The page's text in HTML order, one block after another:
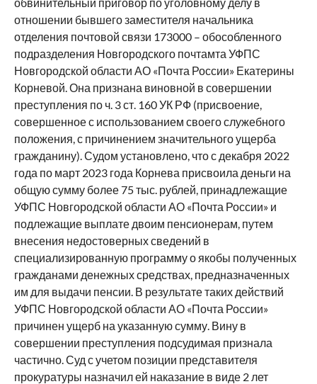
отношении бывшего заместителя начальника
отделения почтовой связи 173000 – обособленного
подразделения Новгородского почтамта УФПС
Новгородской области АО «Почта России» Екатерины
Корневой. Она признана виновной в совершении
преступления по ч. 3 ст. 160 УК РФ (присвоение,
совершенное с использованием своего служебного
положения, с причинением значительного ущерба
гражданину). Судом установлено, что с декабря 2022
года по март 2023 года Корнева присвоила деньги на
общую сумму более 75 тыс. рублей, принадлежащие
УФПС Новгородской области АО «Почта России» и
подлежащие выплате двоим пенсионерам, путем
внесения недостоверных сведений в
специализированную программу о якобы полученных
гражданами денежных средствах, предназначенных
им для выдачи пенсии. В результате таких действий
УФПС Новгородской области АО «Почта России»
причинен ущерб на указанную сумму. Вину в
совершении преступления подсудимая признала
частично. Суд с учетом позиции представителя
прокуратуры назначил ей наказание в виде 2 лет